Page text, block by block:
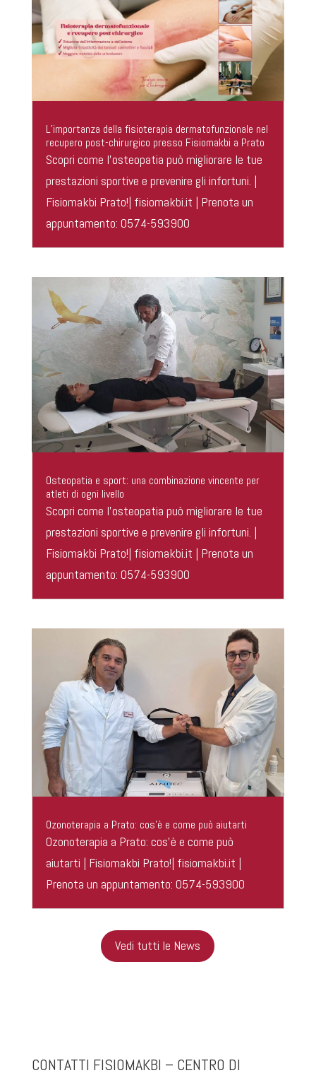
L’importanza della fisioterapia dermatofunzionale nel
recupero post-chirurgico presso Fisiomakbi a Prato
Scopri come l’osteopatia può migliorare le tue
prestazioni sportive e prevenire gli infortuni. |
Fisiomakbi Prato!| fisiomakbi.it | Prenota un
appuntamento: 0574-593900
Osteopatia e sport: una combinazione vincente per
atleti di ogni livello
Scopri come l’osteopatia può migliorare le tue
prestazioni sportive e prevenire gli infortuni. |
Fisiomakbi Prato!| fisiomakbi.it | Prenota un
appuntamento: 0574-593900
Ozonoterapia a Prato: cos’è e come può aiutarti
Ozonoterapia a Prato: cos’è e come può
aiutarti | Fisiomakbi Prato!| fisiomakbi.it |
Prenota un appuntamento: 0574-593900
Vedi tutti le News
CONTATTI FISIOMAKBI – CENTRO DI